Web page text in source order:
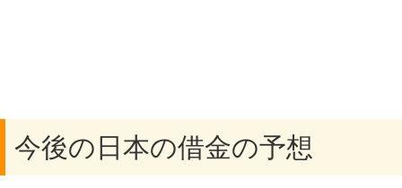
今後の日本の借金の予想